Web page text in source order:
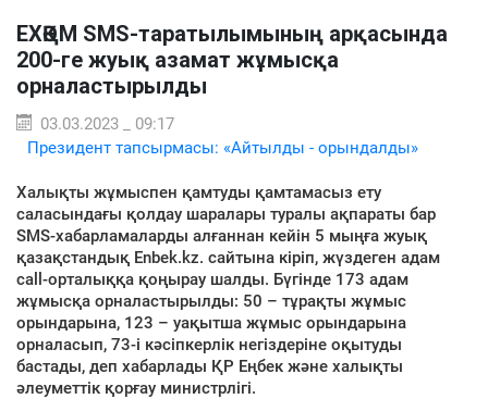
ЕХӘҚМ SMS-таратылымының арқасында
200-ге жуық азамат жұмысқа
орналастырылды
03.03.2023 _ 09:17
Президент тапсырмасы: «Айтылды - орындалды»
Халықты жұмыспен қамтуды қамтамасыз ету
саласындағы қолдау шаралары туралы ақпараты бар
SMS-хабарламаларды алғаннан кейін 5 мыңға жуық
қазақстандық Enbek.kz. сайтына кіріп, жүздеген адам
сall-орталыққа қоңырау шалды. Бүгінде 173 адам
жұмысқа орналастырылды: 50 – тұрақты жұмыс
орындарына, 123 – уақытша жұмыс орындарына
орналасып, 73-і кәсіпкерлік негіздеріне оқытуды
бастады, деп хабарлады ҚР Еңбек және халықты
әлеуметтік қорғау министрлігі.